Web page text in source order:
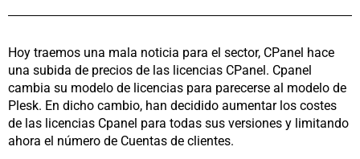
Hoy traemos una mala noticia para el sector, CPanel hace
una subida de precios de las licencias CPanel. Cpanel
cambia su modelo de licencias para parecerse al modelo de
Plesk. En dicho cambio, han decidido aumentar los costes
de las licencias Cpanel para todas sus versiones y limitando
ahora el número de Cuentas de clientes.